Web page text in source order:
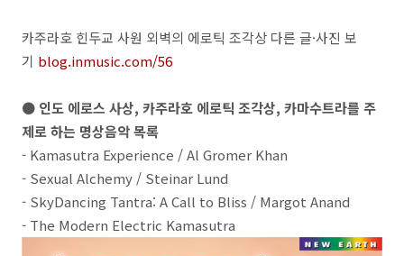
카주라호 힌두교 사원 외벽의 에로틱 조각상 다른 글·사진 보
기 blog.inmusic.com/56
● 인도 에로스 사상, 카주라호 에로틱 조각상, 카마수트라를 주
제로 하는 명상음악 목록
- Kamasutra Experience / Al Gromer Khan
- Sexual Alchemy / Steinar Lund
- SkyDancing Tantra: A Call to Bliss / Margot Anand
- The Modern Electric Kamasutra